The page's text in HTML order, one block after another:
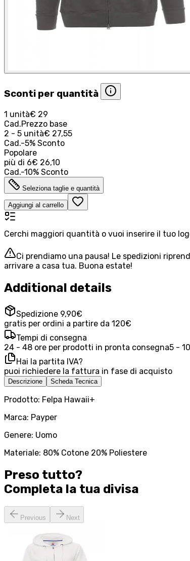
Sconti per quantità
1 unità€ 29
Cad.Prezzo base
2 - 5 unità€ 27,55
Cad.-5% Sconto
Popolare
più di 6€ 26,10
Cad.-10% Sconto
Seleziona taglie e quantità
Aggiungi al carrello
Cerchi maggiori quantità o vuoi inserire il tuo
Ci prendiamo una pausa! Le spedizioni
arrivare a casa tua. Buona estate!
Additional details
Spedizione 9,90€
gratis per ordini a partire da 120€
Tempi di consegna
24 - 48 ore per prodotti in pronta consegna5 -
Hai la partita IVA?
puoi richiedere la fattura in fase di acquisto
Descrizione Scheda Tecnica
Prodotto: Felpa Hawaii+
Marca: Payper
Genere: Uomo
Materiale: 80% Cotone 20% Poliestere
Preso tutto?
Completa la tua divisa
Previous Next